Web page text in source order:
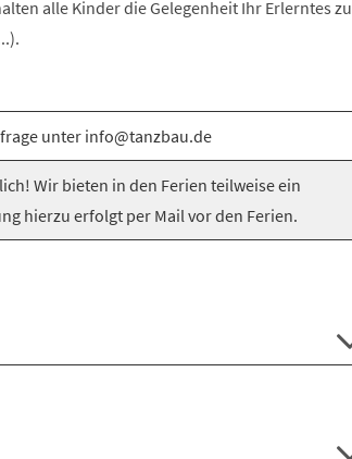
alle Kinder die Gelegenheit Ihr Erlerntes zu
unter info@tanzbau.de
Wir bieten in den Ferien teilweise ein
hierzu erfolgt per Mail vor den Ferien.